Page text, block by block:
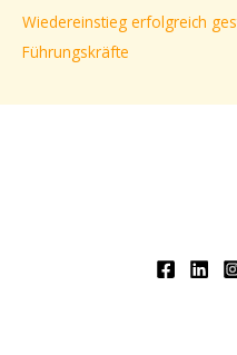
Wiedereinstieg erfolgreich
Führungskräfte